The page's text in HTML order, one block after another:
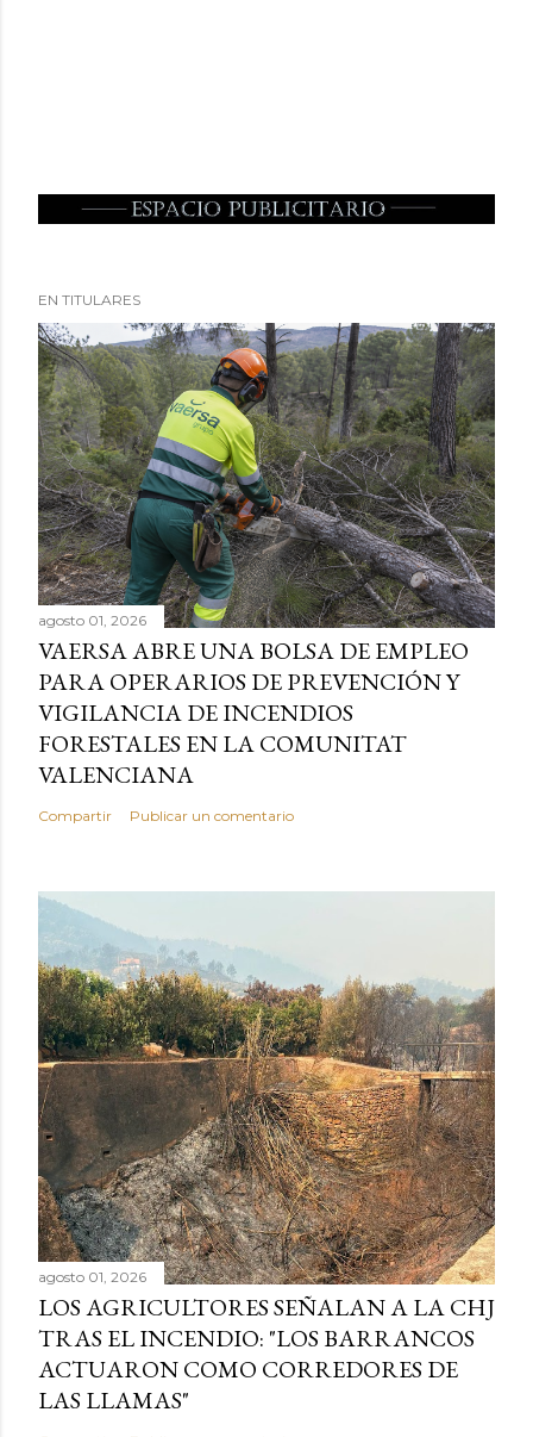
EN TITULARES
agosto 01, 2026
VAERSA ABRE UNA BOLSA DE EMPLEO
PARA OPERARIOS DE PREVENCIÓN Y
VIGILANCIA DE INCENDIOS
FORESTALES EN LA COMUNITAT
VALENCIANA
Compartir Publicar un comentario
agosto 01, 2026
LOS AGRICULTORES SEÑALAN A LA CHJ
TRAS EL INCENDIO: "LOS BARRANCOS
ACTUARON COMO CORREDORES DE
LAS LLAMAS"